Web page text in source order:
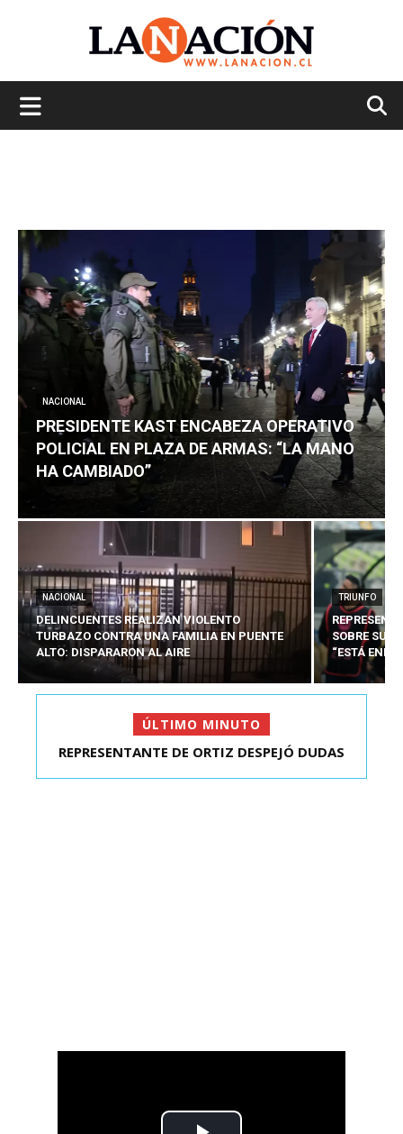
NACIONAL
PRESIDENTE KAST ENCABEZA OPERATIVO
POLICIAL EN PLAZA DE ARMAS: “LA MANO
HA CAMBIADO”
NACIONAL
DELINCUENTES REALIZAN VIOLENTO
TURBAZO CONTRA UNA FAMILIA EN PUENTE
ALTO: DISPARARON AL AIRE
TRIUNFO
SOBRE SU
“ESTÁ
ÚLTIMO MINUTO
PRESIDENTE KAST ENCABEZA OPERATIVO